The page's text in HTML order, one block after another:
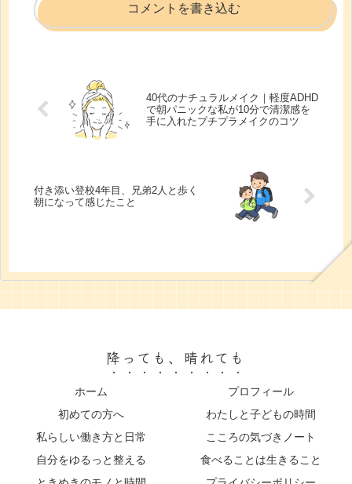
コメントを書き込む
40代のナチュラルメイク｜軽度ADHD
で朝パニックな私が10分で清潔感を
手に入れたプチプラメイクのコツ
付き添い登校4年目、兄弟2人と歩く
朝になって感じたこと
降っても、晴れても
ホーム
プロフィール
初めての方へ
わたしと子どもの時間
私らしい働き方と日常
こころの気づきノート
自分をゆるっと整える
食べることは生きること